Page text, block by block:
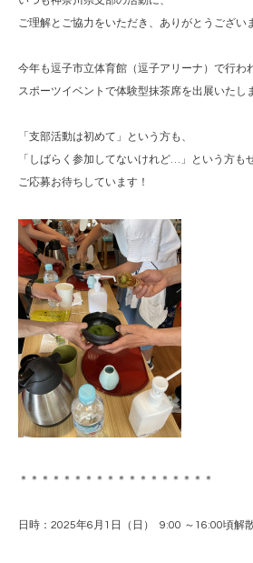
ご理解とご協力をいただき、ありがとうござい
今年も逗子市立体育館（逗子アリーナ）で行わ
スポーツイベントで体験型抹茶席を出展いたし
「支部活動は初めて」という方も、
「しばらく参加してないけれど…」という方も
ご応募お待ちしています！
＊＊＊＊＊＊＊＊＊＊＊＊＊＊＊＊＊＊
日時：2025年6月1日（日） 9:00 ～16:00頃解